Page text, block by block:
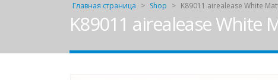
Главная страница > Shop > K89011 airealease White
K89011 airealease White